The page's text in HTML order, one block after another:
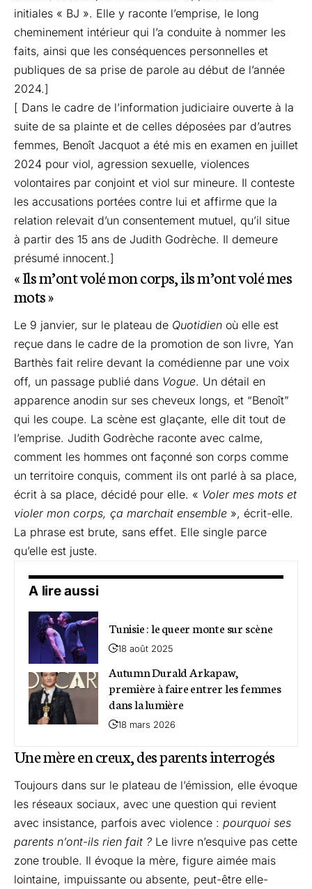
initiales « BJ ». Elle y raconte l’emprise, le long
cheminement intérieur qui l’a conduite à nommer les
faits, ainsi que les conséquences personnelles et
publiques de sa prise de parole au début de l’année
2024.]
[ Dans le cadre de l’information judiciaire ouverte à la
suite de sa plainte et de celles déposées par d’autres
femmes, Benoît Jacquot a été mis en examen en juillet
2024 pour viol, agression sexuelle, violences
volontaires par conjoint et viol sur mineure. Il conteste
les accusations portées contre lui et affirme que la
relation relevait d’un consentement mutuel, qu’il situe
à partir des 15 ans de Judith Godrèche. Il demeure
présumé innocent.]
« Ils m’ont volé mon corps, ils m’ont volé mes
mots »
Le 9 janvier, sur le plateau de Quotidien où elle est
reçue dans le cadre de la promotion de son livre, Yan
Barthès fait relire devant la comédienne par une voix
off, un passage publié dans Vogue. Un détail en
apparence anodin sur ses cheveux longs, et “Benoît”
qui les coupe. La scène est glaçante, elle dit tout de
l’emprise. Judith Godrèche raconte avec calme,
comment les hommes ont façonné son corps comme
un territoire conquis, comment ils ont parlé à sa place,
écrit à sa place, décidé pour elle. « Voler mes mots et
violer mon corps, ça marchait ensemble », écrit-elle.
La phrase est brute, sans effet. Elle single parce
qu’elle est juste.
A lire aussi
Tunisie : le queer monte sur scène
18 août 2025
Autumn Durald Arkapaw,
première à faire entrer les femmes
dans la lumière
18 mars 2026
Une mère en creux, des parents interrogés
Toujours dans sur le plateau de l’émission, elle évoque
les réseaux sociaux, avec une question qui revient
avec insistance, parfois avec violence : pourquoi ses
parents n’ont-ils rien fait ? Le livre n’esquive pas cette
zone trouble. Il évoque la mère, figure aimée mais
lointaine, impuissante ou absente, peut-être elle-